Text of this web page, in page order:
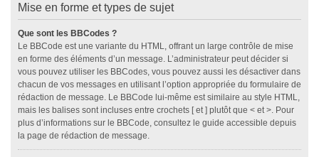
Mise en forme et types de sujet
Que sont les BBCodes ?
Le BBCode est une variante du HTML, offrant un large contrôle de mise
en forme des éléments d’un message. L’administrateur peut décider si
vous pouvez utiliser les BBCodes, vous pouvez aussi les désactiver dans
chacun de vos messages en utilisant l’option appropriée du formulaire de
rédaction de message. Le BBCode lui-même est similaire au style HTML,
mais les balises sont incluses entre crochets [ et ] plutôt que < et >. Pour
plus d’informations sur le BBCode, consultez le guide accessible depuis
la page de rédaction de message.